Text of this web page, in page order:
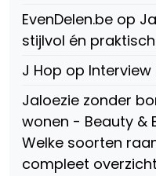
EvenDelen.be op
stijlvol én
J Hop op Interview
Jaloezie zonder
wonen - Beauty &
Welke soorten
compleet overzicht